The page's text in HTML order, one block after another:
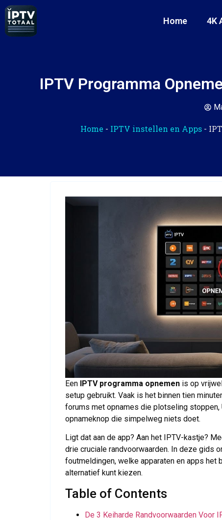
Home 4K
IPTV Programma
Home - IPTV instellen en Apps-
Een IPTV programma opnemen is op
setup gebruikt. Vaak is het binnen tien
forums met opnames die plotseling
opnameknop die simpelweg niets doet.
Ligt dat aan de app? Aan het IPTV-kastje?
drie cruciale randvoorwaarden. In deze gids
foutmeldingen, welke apparaten en apps het
alternatief kunt kiezen.
Table of Contents
De 3 Keiharde Randvoorwaarden Voor